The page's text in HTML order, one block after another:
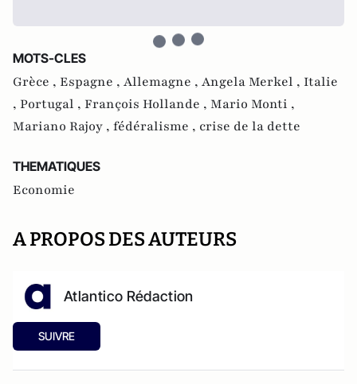
MOTS-CLES
Grèce , Espagne , Allemagne , Angela Merkel , Italie
, Portugal , François Hollande , Mario Monti ,
Mariano Rajoy , fédéralisme , crise de la dette
THEMATIQUES
Economie
A PROPOS DES AUTEURS
Atlantico Rédaction
SUIVRE